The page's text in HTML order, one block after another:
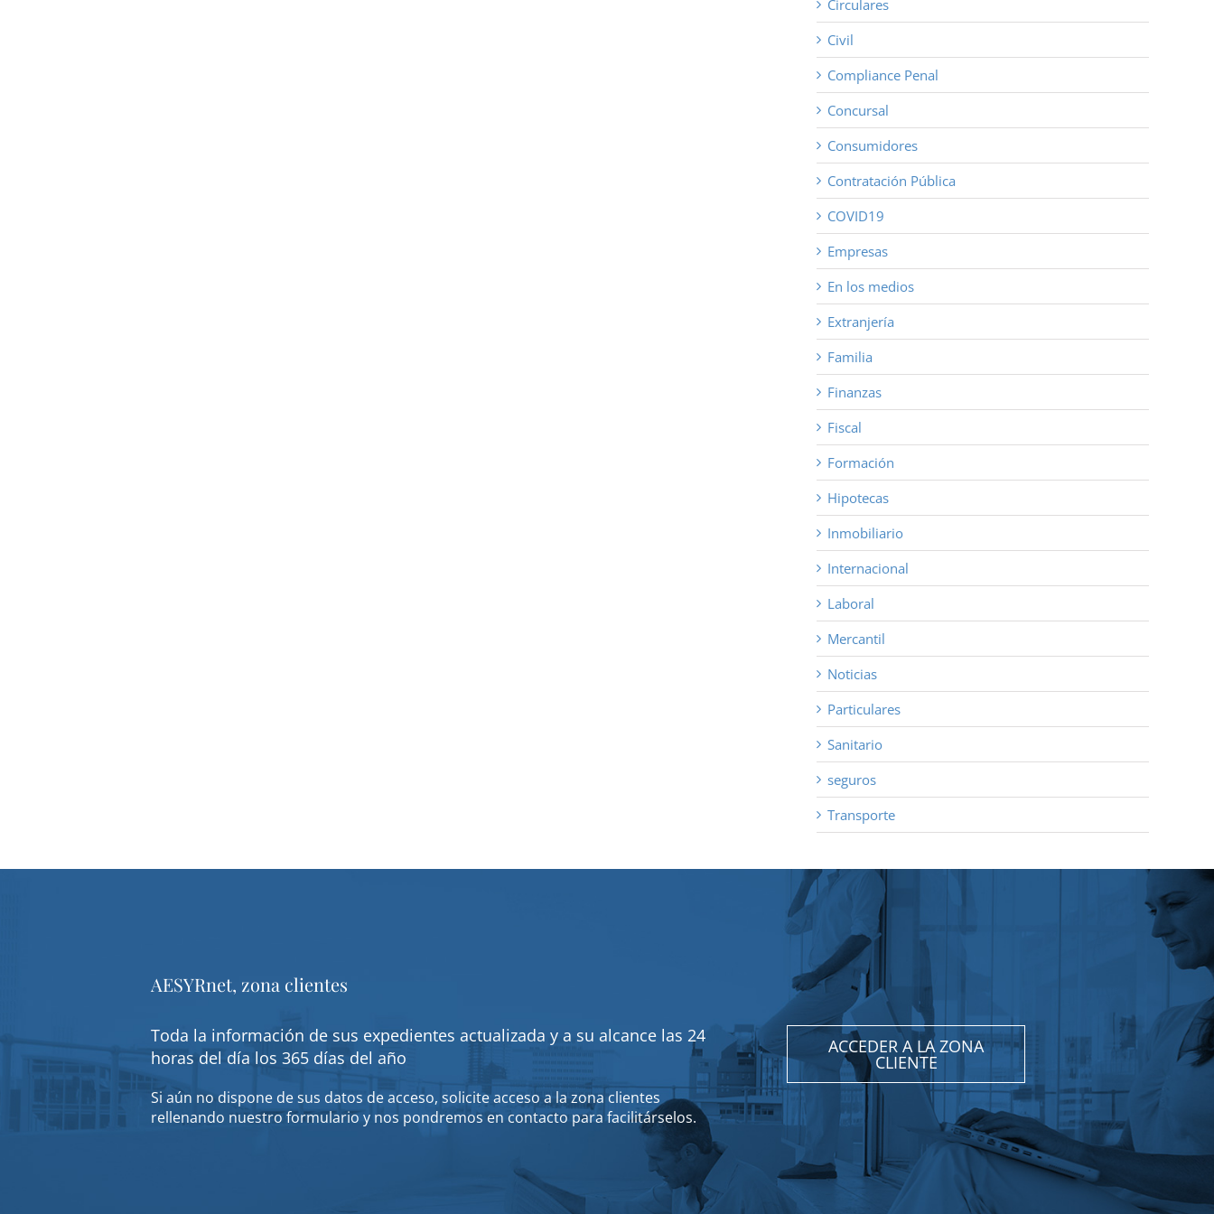
Circulares
Civil
Compliance Penal
Concursal
Consumidores
Contratación Pública
COVID19
Empresas
En los medios
Extranjería
Familia
Finanzas
Fiscal
Formación
Hipotecas
Inmobiliario
Internacional
Laboral
Mercantil
Noticias
Particulares
Sanitario
seguros
Transporte
AESYRnet, zona clientes
Toda la información de sus expedientes actualizada y a su alcance las 24
horas del día los 365 días del año
Si aún no dispone de sus datos de acceso, solicite acceso a la zona clientes
rellenando nuestro formulario y nos pondremos en contacto para facilitárselos.
ACCEDER A LA ZONA
CLIENTE